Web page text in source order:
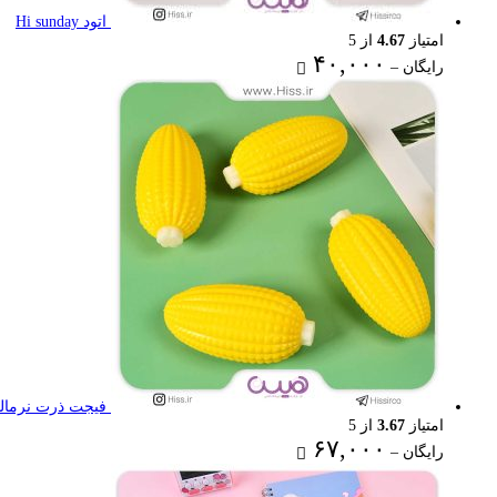
اتود Hi sunday
امتیاز 4.67 از 5
رایگان – ۴۰,۰۰۰
رایگان
۴۰,۰۰۰ تومان
فیجت ذرت
امتیاز 3.67 از 5
رایگان – ۶۷,۰۰۰
رایگان